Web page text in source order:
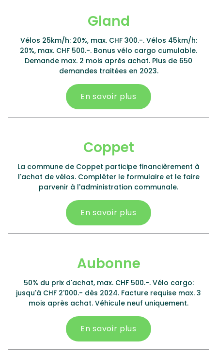
Gland
Vélos 25km/h: 20%, max. CHF 300.-. Vélos 45km/h:
20%, max. CHF 500.-. Bonus vélo cargo cumulable.
Demande max. 2 mois après achat. Plus de 650
demandes traitées en 2023.
En savoir plus
Coppet
La commune de Coppet participe financièrement à
l'achat de vélos. Compléter le formulaire et le faire
parvenir à l'administration communale.
En savoir plus
Aubonne
50% du prix d'achat, max. CHF 500.-. Vélo cargo:
jusqu'à CHF 2'000.- dès 2024. Facture requise max. 3
mois après achat. Véhicule neuf uniquement.
En savoir plus